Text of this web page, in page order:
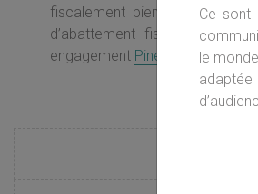
fiscalement bien plus
d’abattement fiscal.
engagement Pinel soit terminé.
Ce sont
le